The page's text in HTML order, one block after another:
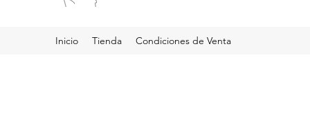
Inicio Tienda Condiciones de Venta